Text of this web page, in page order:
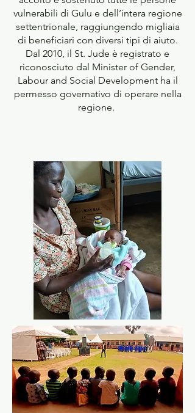
vulnerabili di Gulu e dell’intera regione
settentrionale, raggiungendo migliaia
di beneficiari con diversi tipi di aiuto.
Dal 2010, il St. Jude è registrato e
riconosciuto dal Minister of Gender,
Labour and Social Development ha il
permesso governativo di operare nella
regione.